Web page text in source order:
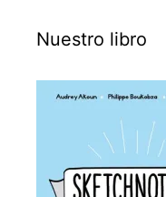
Nuestro libro